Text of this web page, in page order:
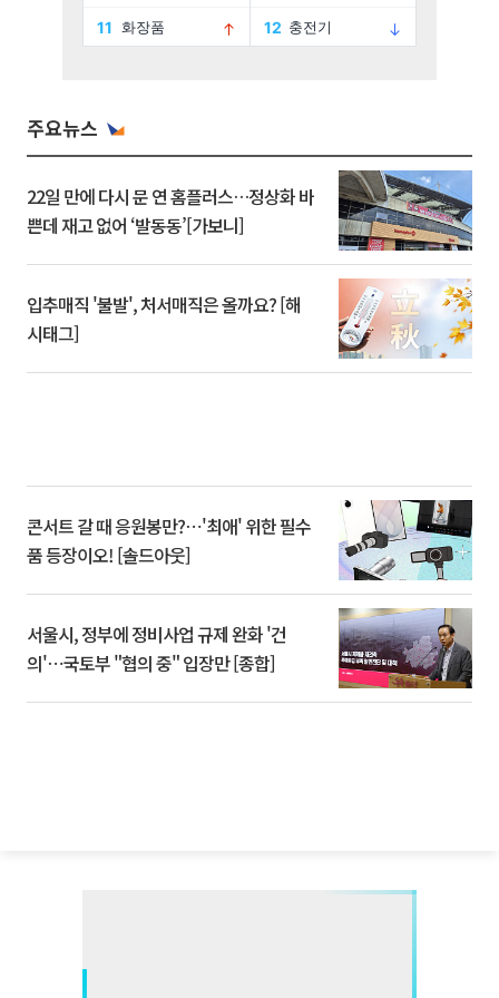
주요뉴스
22일 만에 다시 문 연 홈플러스…정상화 바
쁜데 재고 없어 ‘발동동’[가보니]
입추매직 '불발', 처서매직은 올까요? [해
시태그]
콘서트 갈 때 응원봉만?⋯'최애' 위한 필수
품 등장이오! [솔드아웃]
서울시, 정부에 정비사업 규제 완화 '건
의'⋯국토부 "협의 중" 입장만 [종합]